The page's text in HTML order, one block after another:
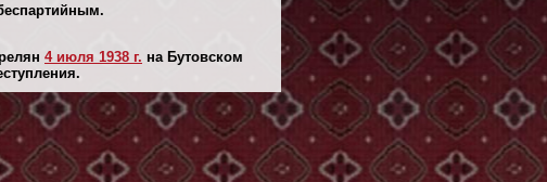
4 июля 1938 г. на Бутовском